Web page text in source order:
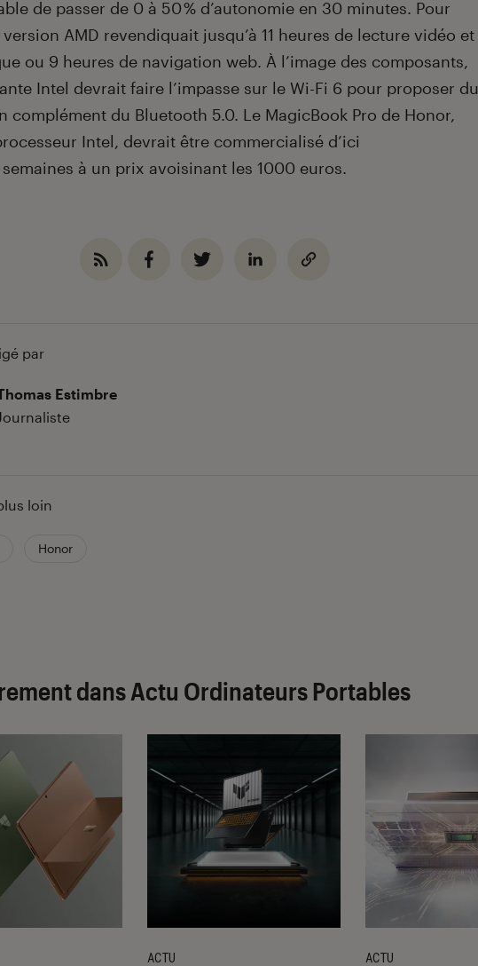
de passer de 0 à 50 % d’autonomie en 30 minutes. Pour
AMD revendiquait jusqu’à 11 heures de lecture vidéo et
ou 9 heures de navigation web. À l’image des composants,
Intel devrait faire l’impasse sur le Wi-Fi 6 pour proposer du
complément du Bluetooth 5.0. Le MagicBook Pro de Honor,
Intel, devrait être commercialisé d’ici
à un prix avoisinant les 1000 euros.
par
Estimbre
Journaliste
loin
Honor
dans Actu Ordinateurs Portables
ACTU ACTU